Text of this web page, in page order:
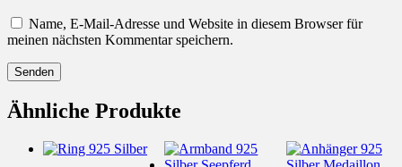
Name, E-Mail-Adresse und Website in diesem Browser für
meinen nächsten Kommentar speichern.
Ähnliche Produkte